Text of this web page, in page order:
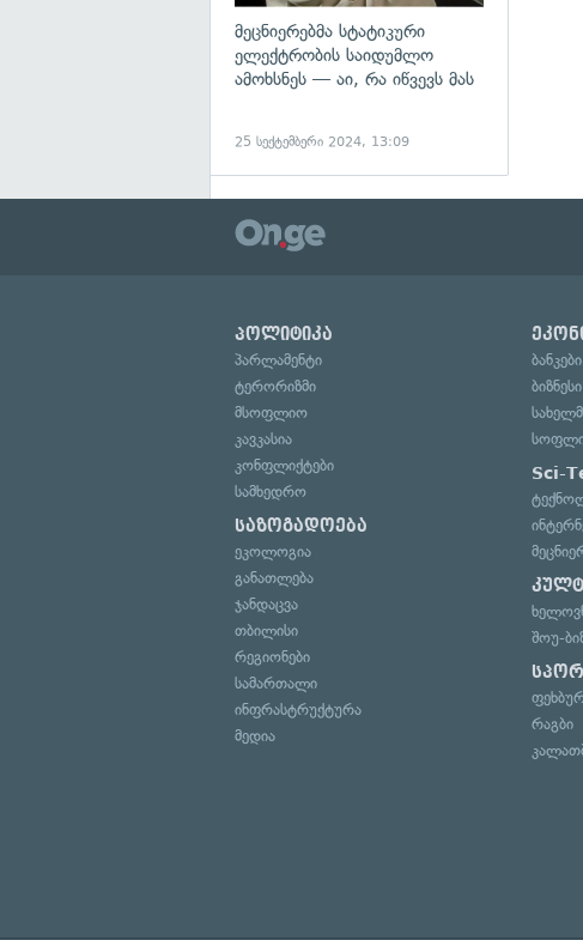
მეცნიერებმა სტატიკური
ელექტრობის საიდუმლო
ამოხსნეს — აი, რა იწვევს მას
25 სექტემბერი 2024, 13:09
პოლიტიკა
პარლამენტი
ტერორიზმი
მსოფლიო
კავკასია
კონფლიქტები
სამხედრო
საზოგადოება
ეკოლოგია
განათლება
ჯანდაცვა
თბილისი
რეგიონები
სამართალი
ინფრასტრუქტურა
მედია
ბიზნესი
Sci-
შოუ-
რაგბი